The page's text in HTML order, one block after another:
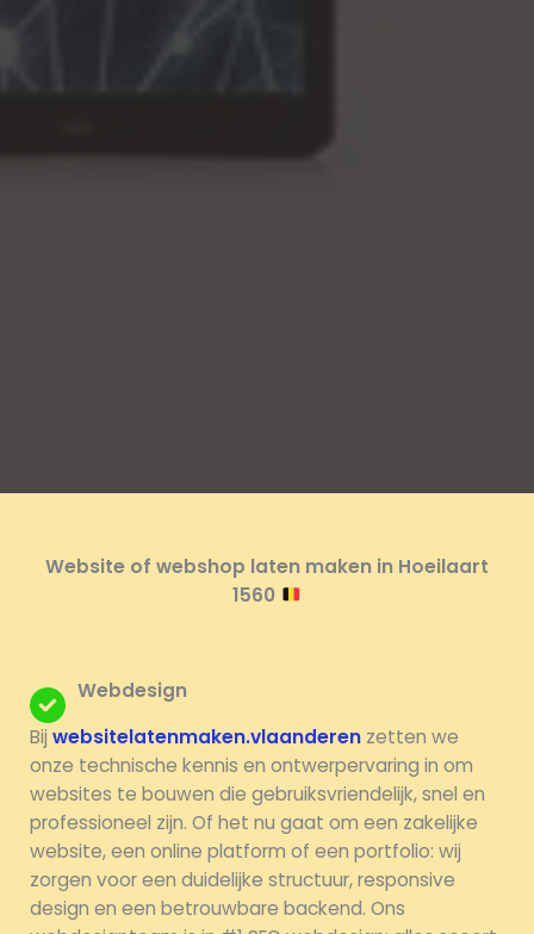
Website of webshop laten maken in Hoeilaart
1560
Webdesign
Bij websitelatenmaken.vlaanderen zetten we
onze technische kennis en ontwerpervaring in om
websites te bouwen die gebruiksvriendelijk, snel en
professioneel zijn. Of het nu gaat om een zakelijke
website, een online platform of een portfolio: wij
zorgen voor een duidelijke structuur, responsive
design en een betrouwbare backend. Ons